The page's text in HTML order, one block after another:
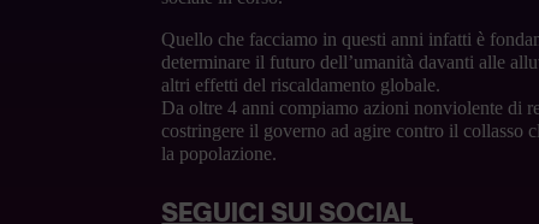
Quello che facciamo in questi anni infatti è
determinare il futuro dell’umanità davanti alle
altri effetti del riscaldamento globale.
Da oltre 4 anni compiamo azioni nonviolente di
costringere il governo ad agire contro il collasso
la popolazione.
SEGUICI SUI SOCIAL